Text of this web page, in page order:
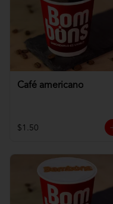
Café americano
$1.50